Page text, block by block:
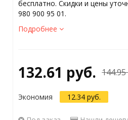
бесплатно. Скидки и цены
980 900 95 01.
Подробнее
132.61 руб.
Экономия 12.34 руб.